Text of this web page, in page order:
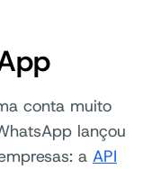
conta muito
lançou
a API